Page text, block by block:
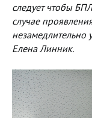
следует чтобы
случае
незамедлительно
Елена Линник.